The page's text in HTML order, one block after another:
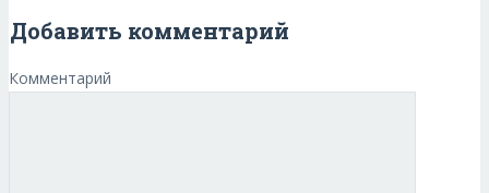
Добавить комментарий
Комментарий